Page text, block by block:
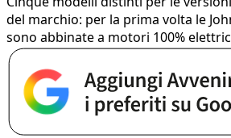
del marchio: per la prima volta le
sono abbinate a motori 100%